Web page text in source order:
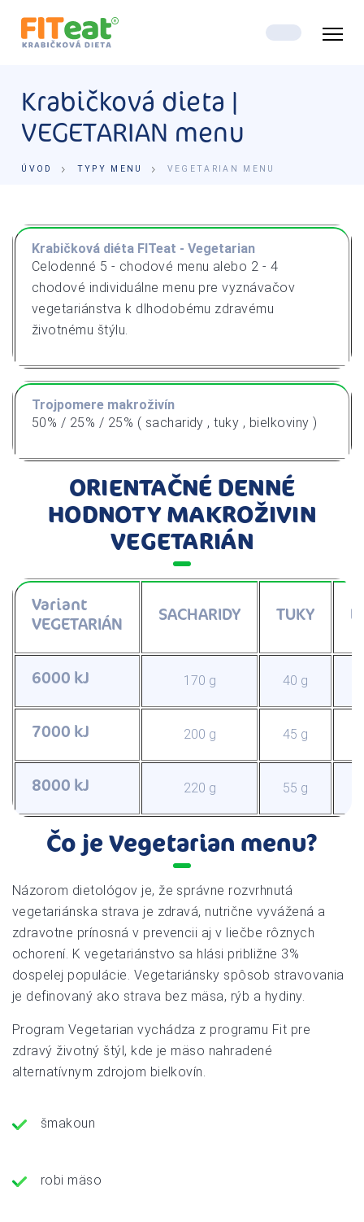
Krabičková dieta |
VEGETARIAN menu
ÚVOD TYPY MENU VEGETARIAN MENU
Krabičková diéta FITeat - Vegetarian
Celodenné 5 - chodové menu alebo 2 - 4
chodové individuálne menu pre vyznávačov
vegetariánstva k dlhodobému zdravému
životnému štýlu.
Trojpomere makroživín
50% / 25% / 25% ( sacharidy , tuky , bielkoviny )
ORIENTAČNÉ DENNÉ
HODNOTY MAKROŽIVIN
VEGETARIÁN
Variant
VEGETARIÁN
SACHARIDY TUKY
6000 kJ 170 g 40 g
7000 kJ 200 g 45 g
8000 kJ 220 g 55 g
Čo je Vegetarian menu?
Názorom dietológov je, že správne rozvrhnutá
vegetariánska strava je zdravá, nutrične vyvážená a
zdravotne prínosná v prevencii aj v liečbe rôznych
ochorení. K vegetariánstvo sa hlási približne 3%
dospelej populácie. Vegetariánsky spôsob stravovania
je definovaný ako strava bez mäsa, rýb a hydiny.
Program Vegetarian vychádza z programu Fit pre
zdravý životný štýl, kde je mäso nahradené
alternatívnym zdrojom bielkovín.
šmakoun
robi mäso